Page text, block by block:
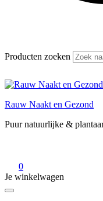
Producten zoeken
Rauw Naakt en Gezond
Puur natuurlijke &
0
Je winkelwagen